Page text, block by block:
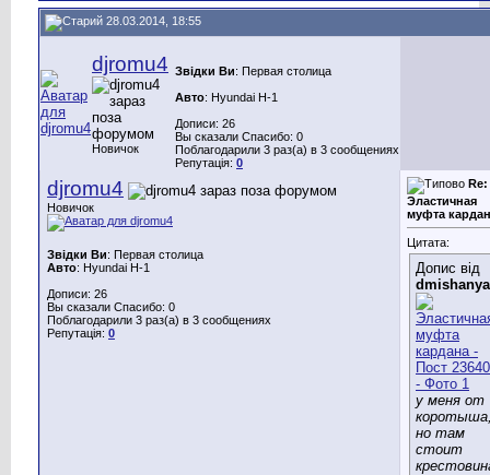
28.03.2014, 18:55
djromu4
Новичок
Звідки Ви: Первая столица
Авто: Hyundai H-1
Дописи: 26
Вы сказали Спасибо: 0
Поблагодарили 3 раз(а) в 3 сообщениях
Репутація: 0
djromu4
Новичок
Звідки Ви: Первая столица
Авто: Hyundai H-1
Дописи: 26
Вы сказали Спасибо: 0
Поблагодарили 3 раз(а) в 3 сообщениях
Репутація: 0
Re:
Эластичная
муфта
Цитата:
Допис від
dmishanya
у меня от
но там
стоит